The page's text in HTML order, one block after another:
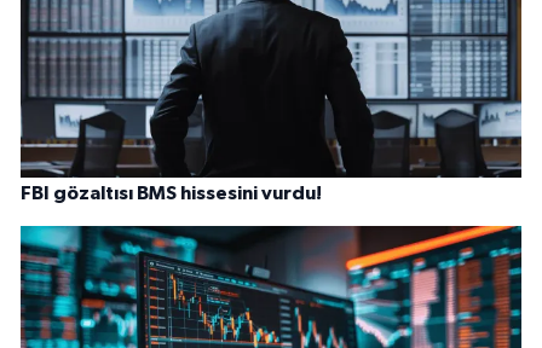
FBI gözaltısı BMS hissesini vurdu!